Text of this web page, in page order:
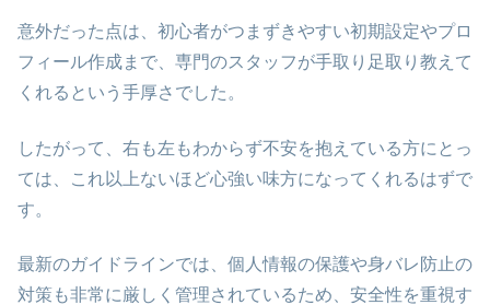
意外だった点は、初心者がつまずきやすい初期設定やプロ
フィール作成まで、専門のスタッフが手取り足取り教えて
くれるという手厚さでした。
したがって、右も左もわからず不安を抱えている方にとっ
ては、これ以上ないほど心強い味方になってくれるはずで
す。
最新のガイドラインでは、個人情報の保護や身バレ防止の
対策も非常に厳しく管理されているため、安全性を重視す